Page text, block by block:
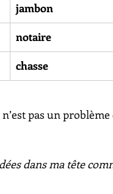
jambon
notaire
chasse
pas un problème
dans ma tête